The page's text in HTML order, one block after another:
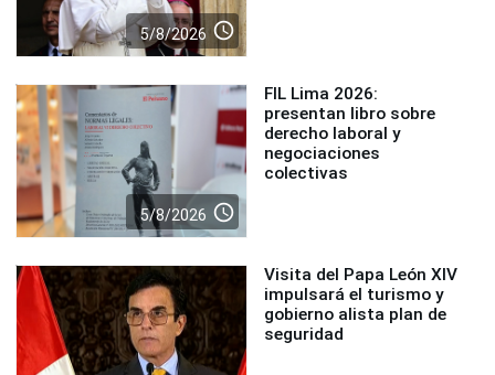
5/8/2026 access_time
5/8/2026 access_time
FIL Lima 2026:
presentan libro sobre
derecho laboral y
negociaciones
colectivas
Visita del Papa León XIV
impulsará el turismo y
gobierno alista plan de
seguridad